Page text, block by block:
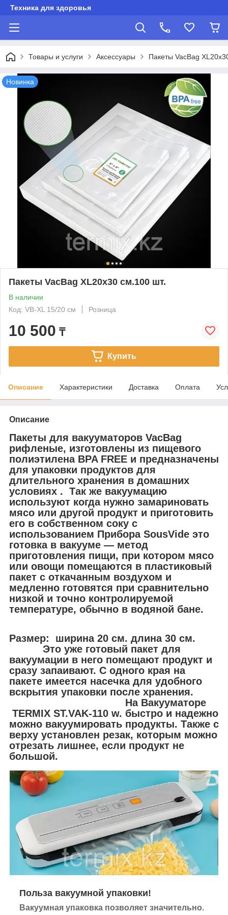
Техника для здоровья
Товары и услуги Аксессуары Пакеты VacBag
Новинка
Пакеты VacBag XL20x30 см.100 шт.
В наличии
Код: VB-XL 15/20 cм
Розница
10 500 ₸
Купить
Описание Характеристики Доставка Оплата
Описание
Пакеты для вакууматоров VacBag
рифленые, изготовлены из пищевого
полиэтилена BPA FREE и предназначены
для упаковки продуктов для
длительного хранения в домашних
условиях . Так же вакуумацию
используют когда нужно замариновать
мясо или другой продукт и приготовить
его в собственном соку с
использованием Прибора SousVide это
готовка в вакууме — метод
приготовления пищи, при котором мясо
или овощи помещаются в пластиковый
пакет с откачанным воздухом и
медленно готовятся при сравнительно
низкой и точно контролируемой
температуре, обычно в водяной бане.
Размер: ширина 20 см. длина 30 см.
Это уже готовый пакет для
вакуумации в него помещают продукт и
сразу запаивают. С одного края на
пакете имеется насечка для удобного
вскрытия упаковки после хранения.
На Вакууматоре
TERMIX ST.VAK-110 w. быстро и надежно
можно вакуумировать продукты. Также с
верху установлен резак, которым можно
отрезать лишнее, если продукт не
большой.
Польза вакуумной упаковки!
Вакуумная упаковка позволяет значительно.